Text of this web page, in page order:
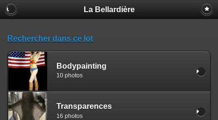
La Bellardière
Rechercher dans ce lot
Bodypainting
10 photos
Transparences
16 photos